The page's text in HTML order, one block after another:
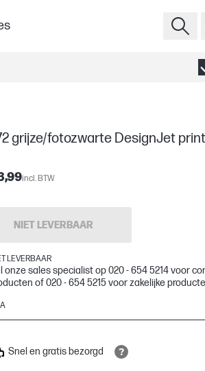
grijze/fotozwarte DesignJet
incl. BTW
NIET LEVERBAAR
LEVERBAAR
onze sales specialist op 020 - 654 5214 voor
of 020 - 654 5215 voor zakelijke
Snel en gratis bezorgd